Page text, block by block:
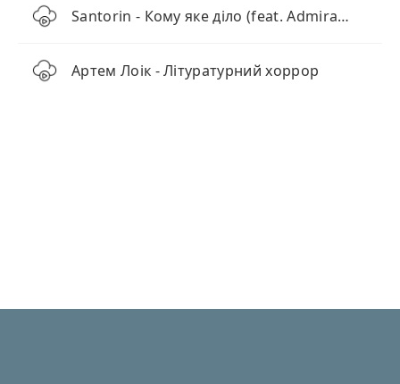
Santorin - Кому яке діло (feat. Admiralov)
Артем Лоік - Літуратурний хоррор